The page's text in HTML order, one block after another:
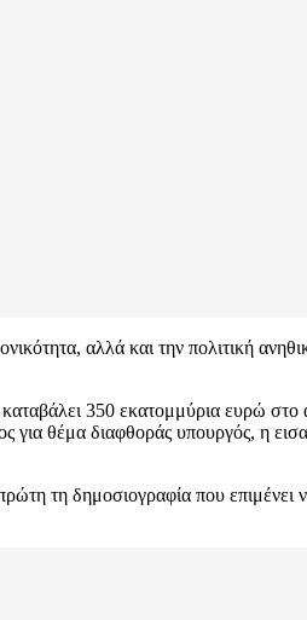
αλλά και την πολιτική
350 εκατομμύρια ευρώ στο
θέμα διαφθοράς υπουργός, η
τη δημοσιογραφία που επιμένει